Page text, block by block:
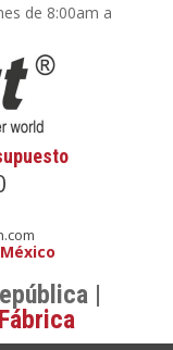
de 8:00am a
|